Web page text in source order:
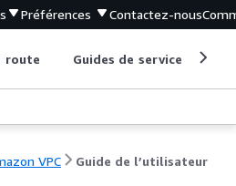
Préférences Contactez-nous
route Guides de service
VPC Guide de l’utilisateur